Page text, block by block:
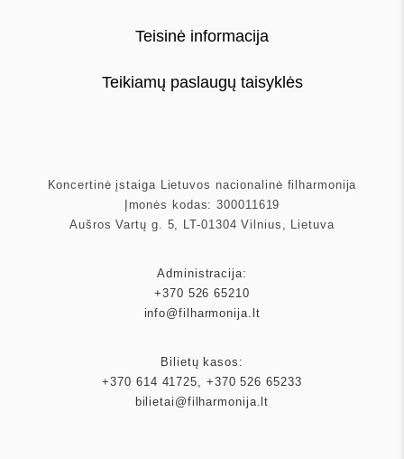
Teisinė informacija
Teikiamų paslaugų taisyklės
Koncertinė įstaiga Lietuvos nacionalinė filharmonija
Įmonės kodas: 300011619
Aušros Vartų g. 5, LT-01304 Vilnius, Lietuva
Administracija:
+370 526 65210
info@filharmonija.lt
Bilietų kasos:
+370 614 41725
+370 526 65233
bilietai@filharmonija.lt